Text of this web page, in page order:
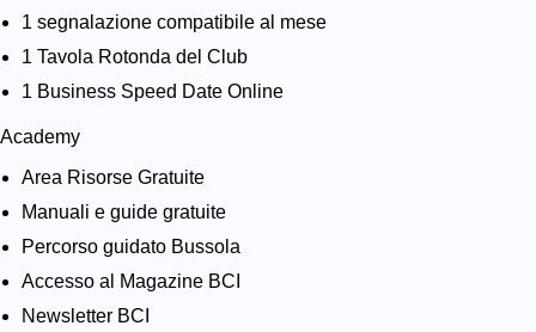
1 segnalazione compatibile al mese
1 Tavola Rotonda del Club
1 Business Speed Date Online
Academy
Area Risorse Gratuite
Manuali e guide gratuite
Percorso guidato Bussola
Accesso al Magazine BCI
Newsletter BCI